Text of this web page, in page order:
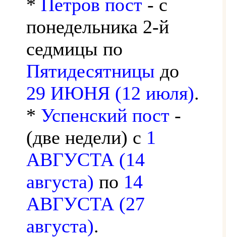
* Петров пост - с
понедельника 2-й
седмицы по
Пятидесятницы до
29 ИЮНЯ (12 июля).
* Успенский пост -
(две недели) с 1
АВГУСТА (14
августа) по 14
АВГУСТА (27
августа).